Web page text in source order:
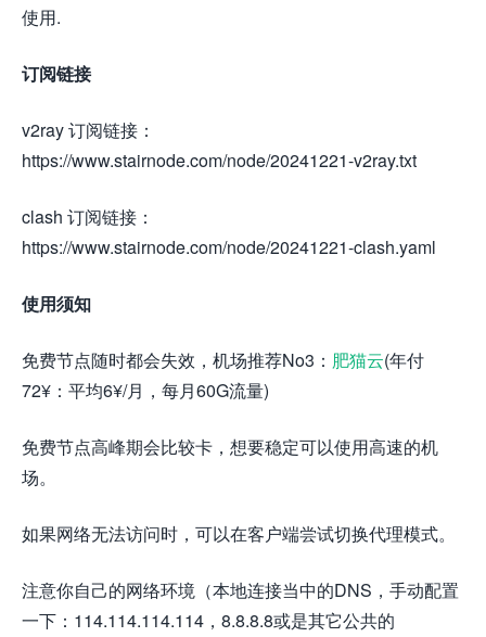
使用.
订阅链接
v2ray 订阅链接：
https://www.stairnode.com/node/20241221-v2ray.txt
clash 订阅链接：
https://www.stairnode.com/node/20241221-clash.yaml
使用须知
免费节点随时都会失效，机场推荐No3： 肥猫云(年付
72¥：平均6¥/月，每月60G流量)
免费节点高峰期会比较卡，想要稳定可以使用高速的机
场。
如果网络无法访问时，可以在客户端尝试切换代理模式。
注意你自己的网络环境（本地连接当中的DNS，手动配置
一下：114.114.114.114，8.8.8.8或是其它公共的